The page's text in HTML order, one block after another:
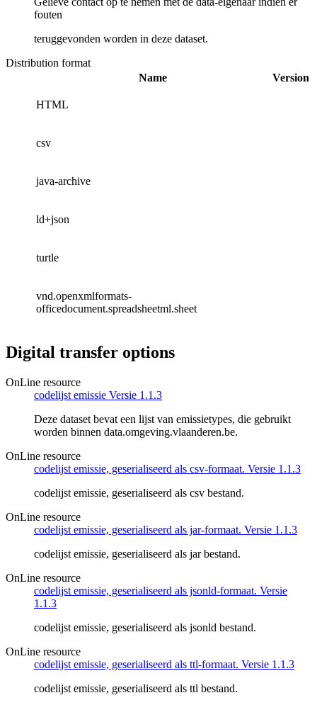
fouten
teruggevonden worden in deze dataset.
Distribution format
Name
Version
HTML
csv
java-archive
ld+json
turtle
vnd.openxmlformats-
officedocument.spreadsheetml.sheet
Digital transfer options
OnLine resource
codelijst emissie Versie 1.1.3
Deze dataset bevat een lijst van emissietypes, die gebruikt
worden binnen data.omgeving.vlaanderen.be.
OnLine resource
codelijst emissie, geserialiseerd als csv-formaat. Versie 1.1.3
codelijst emissie, geserialiseerd als csv bestand.
OnLine resource
codelijst emissie, geserialiseerd als jar-formaat. Versie 1.1.3
codelijst emissie, geserialiseerd als jar bestand.
OnLine resource
codelijst emissie, geserialiseerd als jsonld-formaat. Versie
1.1.3
codelijst emissie, geserialiseerd als jsonld bestand.
OnLine resource
codelijst emissie, geserialiseerd als ttl-formaat. Versie 1.1.3
codelijst emissie, geserialiseerd als ttl bestand.